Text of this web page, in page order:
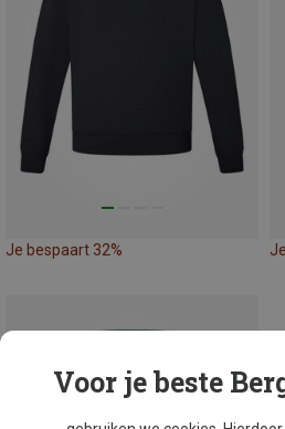
Je bespaart 32%
Voor je beste